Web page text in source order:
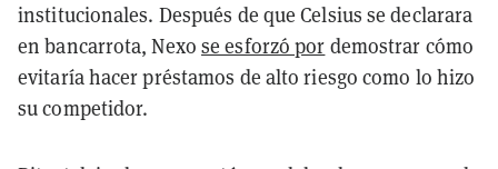
institucionales. Después de que Celsius se declarara
en bancarrota, Nexose esforzó por demostrar cómo
evitaría hacer préstamos de alto riesgo como lo hizo
su competidor.